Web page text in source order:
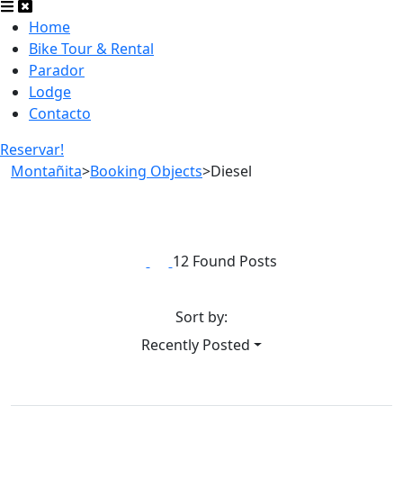
Home
Bike Tour & Rental
Parador
Lodge
Contacto
Reservar!
Montañita>Booking Objects>Diesel
12 Found Posts
Sort by:
Recently Posted